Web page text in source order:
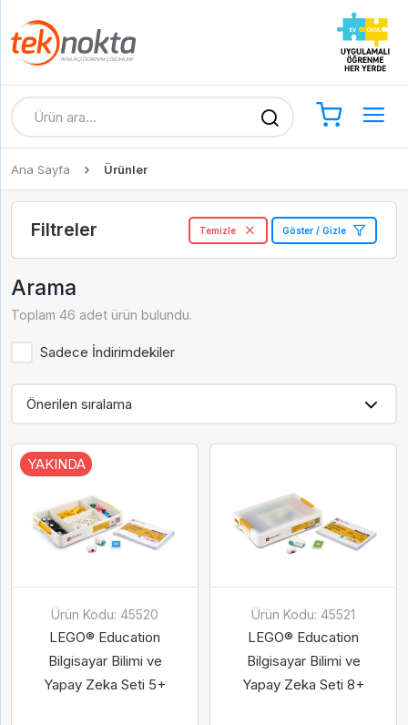
Ana Sayfa Ürünler
Filtreler Temizle Göster / Gizle
Arama
Toplam 46 adet ürün bulundu.
Sadece İndirimdekiler
YAKINDA
Ürün Kodu: 45520
LEGO® Education
Bilgisayar Bilimi ve
Yapay Zeka Seti 5+
Ürün Kodu: 45521
LEGO® Education
Bilgisayar Bilimi ve
Yapay Zeka Seti 8+